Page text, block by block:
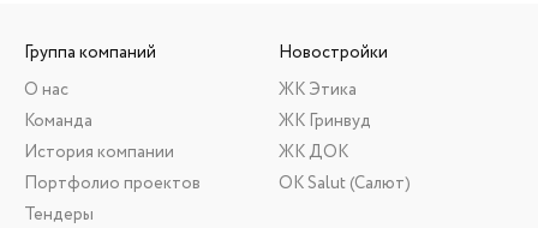
Группа компаний
О нас
Команда
История компании
Портфолио проектов
Тендеры
Новостройки
ЖК Этика
ЖК Гринвуд
ЖК ДОК
ОК Salut (Салют)